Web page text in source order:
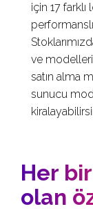
için 17
ve
satın alma
sunucu
Her
olan